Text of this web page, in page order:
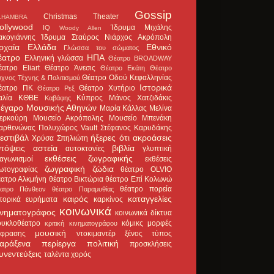
Christmas Theater Gossip
IQ Woody Allen
Ίδρυμα Μιχάλης
Ίδρυμα Σταύρος Νιάρχος Ακρόπολη
Ελλάδα Γλώσσα του σώματος
Εθνικό
Ελληνική γλώσσα ΗΠΑ Θέατρο BROADWAY
Eliart Θέατρο Άνεσις Θέατρο Εκάτη
Θέατρο
Τέχνης & Πολιτισμού Θέατρο Οδού Κεφαλληνίας
ΠΚ
Θέατρο Ρεξ Θέατρο Χυτήριο Ιστορικά
ΚΘΒΕ Καβάφης Κύπρος Μάνος Χατζιδάκις
Μουσικής Αθηνών Μαρία Κάλλας Μελίνα
Μουσείο Ακρόπολης
Μουσείο Μπενάκη
Πολυχώρος Vault Στέφανος Καρυδάκης
Χρύσα Σπηλιώτη ήξερες ότι ακροάσεις
αστεία αυτοκτονίες βιβλία
γλυπτική
εκθέσεις ζωγραφικής
εκθέσεις
ζωγραφική ζώδια
θέατρο OLVIO
Αλκμήνη θέατρο Βικτώρια θέατρο Επί Κολωνώ
Πάνθεον θέατρο Παραμυθίας
θέατρο πορεία
ευρήματα
καιρός καρκίνος
καταγγελίες
κοινωνικά κοινωνικά δίκτυα
κριτική κινηματογράφου κόμικς μορφές
μουσική ντοκιμαντέρ ξένος τύπος
περίεργα πολιτική προσκλήσεις
ταλέντα χορός